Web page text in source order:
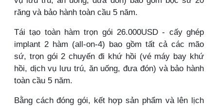
răng và bảo hành toàn cầu 5 năm.
Tái tạo toàn hàm trọn gói 26.000USD - cấy ghép
implant 2 hàm (all-on-4) bao gồm tất cả các mão
sứ, trọn gói 2 chuyến đi khứ hồi (vé máy bay khứ
hồi, dịch vụ lưu trú, ăn uống, đưa đón) và bảo hành
toàn cầu 5 năm.
Bằng cách đóng gói, kết hợp sản phẩm và lên lịch